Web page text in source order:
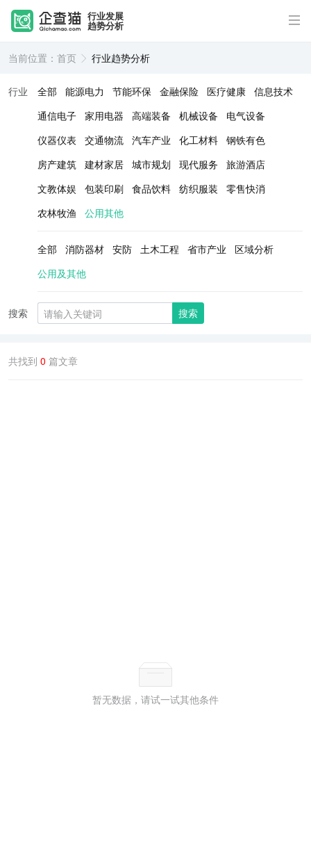
行业发展
趋势分析
当前位置： 首页 行业趋势分析
行业 全部 能源电力 节能环保 金融保险 医疗健康 信息技术
通信电子 家用电器 高端装备 机械设备
电气设备
仪器仪表
交通物流 汽车产业 化工材料 钢铁有色
房产建筑 建材家居 城市规划 现代服务
旅游酒店
文教体娱
包装印刷 食品饮料 纺织服装
零售快消
农林牧渔
公用其他
全部 消防器材 安防 土木工程 省市产业
区域分析
公用及其他
搜索 搜索
共找到 0 篇文章
暂无数据，请试一试其他条件